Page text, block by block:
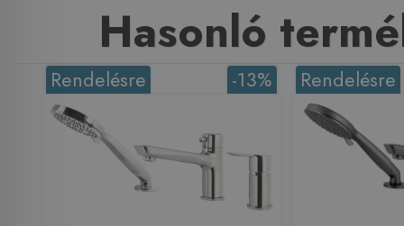
Hasonló
-13%
Rendelésre Rendelésre